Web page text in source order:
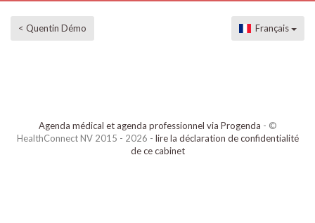
< Quentin Démo Français
Agenda médical et agenda professionnel via Progenda - ©
HealthConnect NV 2015 - 2026 - lire la déclaration de confidentialité
de ce cabinet